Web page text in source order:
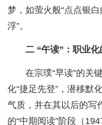
梦，如萤火般“点点银
浮”。
二 “午读”：职业
在宗璞“早读”的关
化“捷足先登”，潜移默
气质，并在其以后的写
的“中期阅读”阶段（